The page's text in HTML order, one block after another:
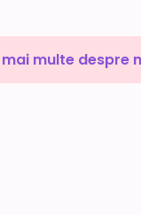
multe despre